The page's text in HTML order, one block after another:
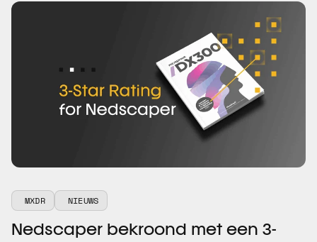
MXDR NIEUWS
Nedscaper bekroond met een 3-